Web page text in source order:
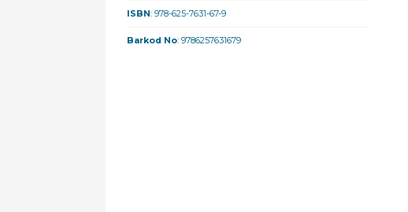
ISBN: 978-625-7631-67-9
Barkod No: 9786257631679